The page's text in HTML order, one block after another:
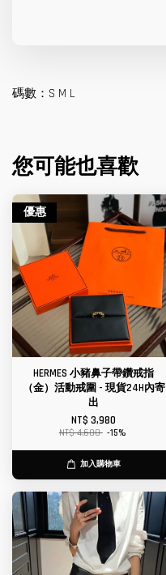
碼數：S M L
您可能也喜歡
優惠
HERMES 小豬鼻子帶鑽戒指
（金）活動戒圍 - 現貨24H內寄
出
NT$ 3,980
NT$ 4,680 -15%
加入購物車